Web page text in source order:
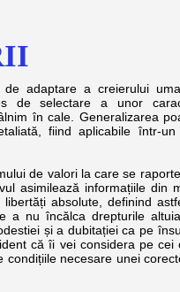
adaptare a creierului
de selectare a unor
în cale. Generalizarea
fiind aplicabile într-
de valori la care se
asimilează informațiile din
absolute, definind
a nu încălca drepturile
și a dubitației ca pe
că îi vei considera pe
necesare unei